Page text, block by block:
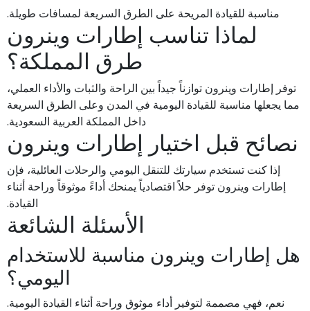
مناسبة للقيادة المريحة على الطرق السريعة لمسافات طويلة.
لماذا تناسب إطارات وينرون
طرق المملكة؟
توفر إطارات وينرون توازناً جيداً بين الراحة والثبات والأداء العملي،
مما يجعلها مناسبة للقيادة اليومية في المدن وعلى الطرق السريعة
داخل المملكة العربية السعودية.
نصائح قبل اختيار إطارات وينرون
إذا كنت تستخدم سيارتك للتنقل اليومي والرحلات العائلية، فإن
إطارات وينرون توفر حلاً اقتصادياً يمنحك أداءً موثوقاً وراحة أثناء
القيادة.
الأسئلة الشائعة
هل إطارات وينرون مناسبة للاستخدام
اليومي؟
نعم، فهي مصممة لتوفير أداء موثوق وراحة أثناء القيادة اليومية.